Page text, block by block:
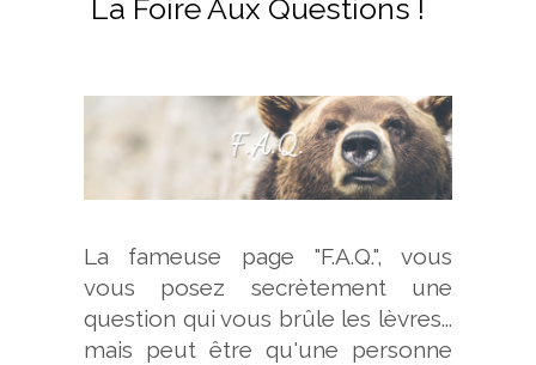
La Foire Aux Questions !
La fameuse page "F.A.Q.", vous
vous posez secrètement une
question qui vous brûle les lèvres...
mais peut être qu'une personne